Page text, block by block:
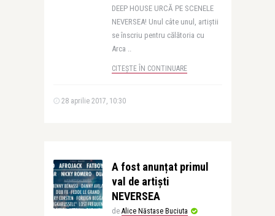
DEEP HOUSE URCĂ PE SCENELE
NEVERSEA! Unul câte unul, artiștii
se înscriu pentru călătoria cu
Arca ..
CITEȘTE ÎN CONTINUARE
28 aprilie 2017, 10:30
A fost anunțat primul
val de artiști
NEVERSEA
de Alice Năstase Buciuta